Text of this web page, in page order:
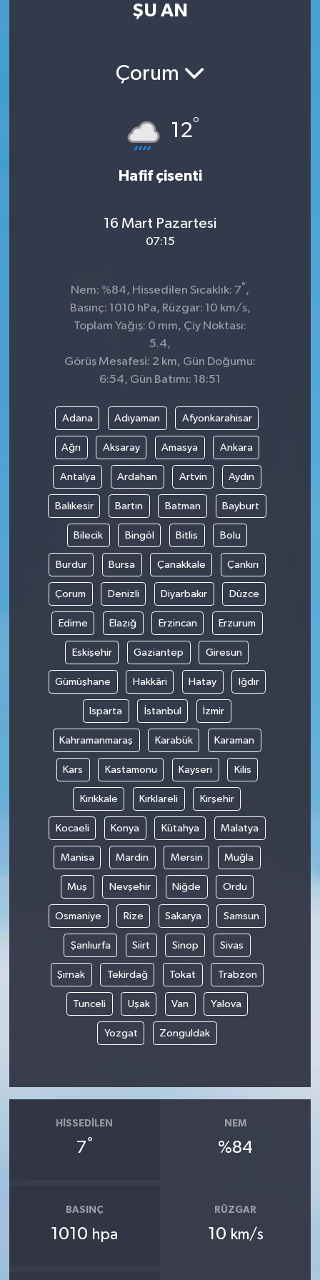
ŞU AN
Çorum
12°
Hafif çisenti
16 Mart Pazartesi
07:15
Nem: %84, Hissedilen Sıcaklık: 7° ,
Basınç: 1010 hPa, Rüzgar: 10 km/s,
Toplam Yağış: 0 mm, Çiy Noktası:
5.4,
Görüş Mesafesi: 2 km, Gün Doğumu:
6:54, Gün Batımı: 18:51
Adana Adıyaman Afyonkarahisar
Ağrı Aksaray Amasya Ankara
Antalya Ardahan Artvin Aydın
Balıkesir Bartın Batman Bayburt
Bilecik Bingöl Bitlis Bolu
Burdur Bursa Çanakkale Çankırı
Çorum Denizli Diyarbakır Düzce
Edirne Elazığ Erzincan Erzurum
Eskişehir Gaziantep Giresun
Gümüşhane Hakkâri Hatay Iğdır
Isparta İstanbul İzmir
Kahramanmaraş Karabük Karaman
Kars Kastamonu Kayseri Kilis
Kırıkkale Kırklareli Kırşehir
Kocaeli Konya Kütahya Malatya
Manisa Mardin Mersin Muğla
Muş Nevşehir Niğde Ordu
Osmaniye Rize Sakarya Samsun
Şanlıurfa Siirt Sinop Sivas
Şırnak Tekirdağ Tokat Trabzon
Tunceli Uşak Van Yalova
Yozgat Zonguldak
HISSEDILEN
7°
NEM
%84
BASINÇ
1010 hpa
RÜZGAR
10 km/s